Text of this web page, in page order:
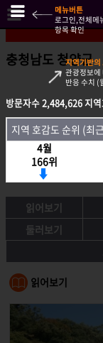
충청남도 청양군
방문자수2,484,626지
지역호감도 순위 (최
4월
166위
읽어보기
둘러보기
읽어보기
방문자수2,484,626지
지역 호감도 순위 (최
4월
166위
메뉴버튼
로그인,전체메
항목 확인
지역기반의
관광정보에
반응 수치 (